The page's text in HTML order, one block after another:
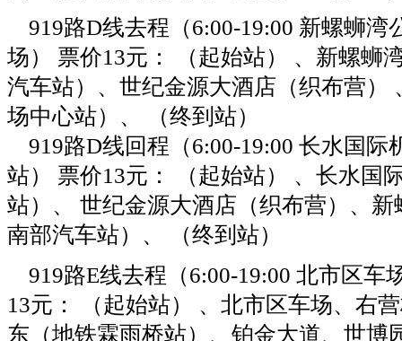
919路D线去程（6:00-19:00 新螺蛳
场） 票价13元： （起始站） 、新螺蛳
汽车站）、世纪金源大酒店（织布营）
场中心站）、 （终到站）
919路D线回程（6:00-19:00 长水国
站） 票价13元： （起始站） 、长水国
站）、 世纪金源大酒店（织布营）、
南部汽车站）、 （终到站）
919路E线去程（6:00-19:00 北市区车
13元： （起始站） 、北市区车场、右
东（地铁霖雨桥站）、铂金大道、 世博